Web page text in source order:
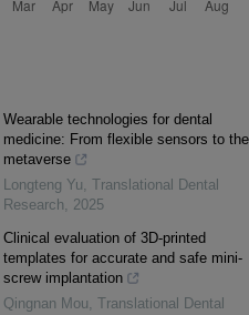
Wearable technologies for dental
medicine: From flexible sensors to the
metaverse
Longteng Yu, Translational Dental
Research, 2025
Clinical evaluation of 3D-printed
templates for accurate and safe mini-
screw implantation
Qingnan Mou, Translational Dental